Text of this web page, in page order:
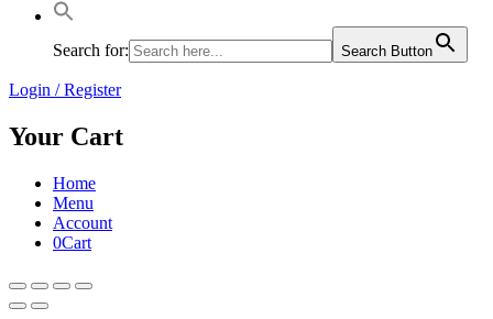
Search for: Search Button
Login / Register
Your Cart
Home
Menu
Account
0Cart